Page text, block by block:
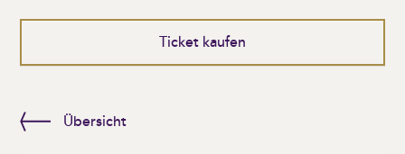
Ticket kaufen
Übersicht